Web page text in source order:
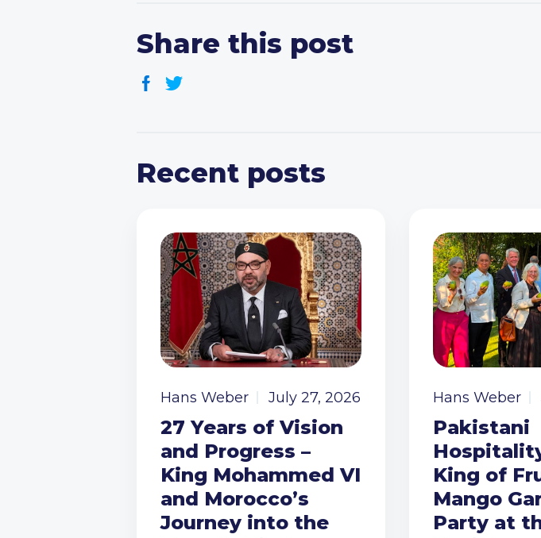
Share this post
Recent posts
Hans Weber July 27, 2026
27 Years of Vision
and Progress –
King Mohammed VI
and Morocco’s
Journey into the
Hans Weber
Pakistani
King of
Mango
Party at